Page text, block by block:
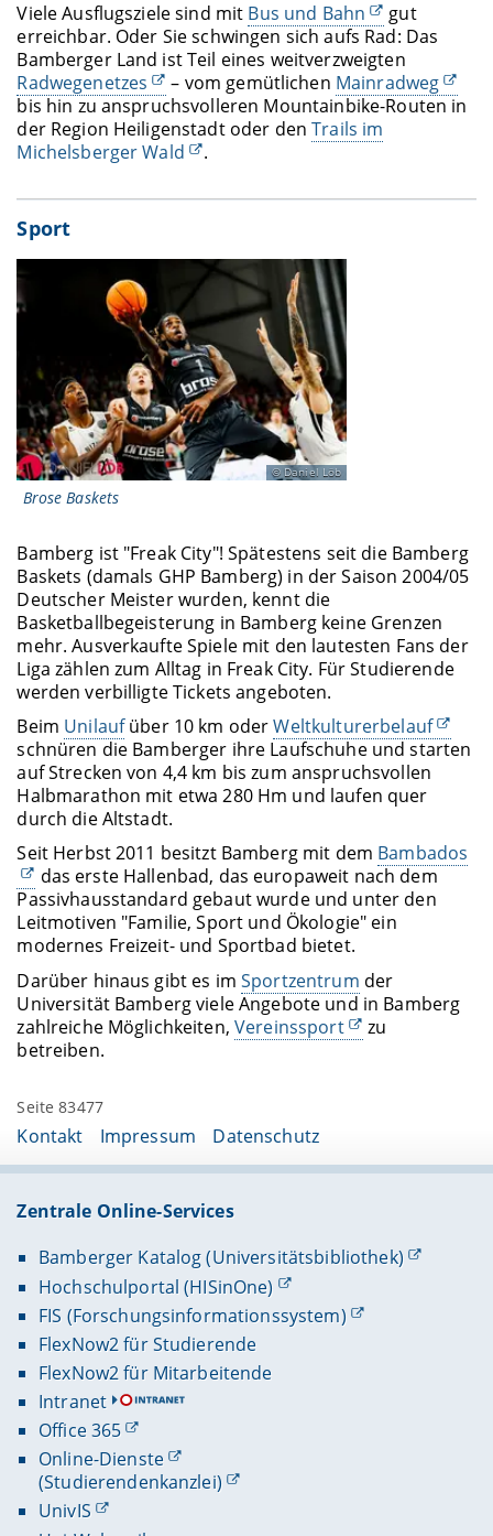
Viele Ausflugsziele sind mit Bus und Bahn
gut
erreichbar. Oder Sie schwingen sich aufs Rad: Das
Bamberger Land ist Teil eines weitverzweigten
Radwegenetzes
– vom gemütlichen Mainradweg
bis hin zu anspruchsvolleren Mountainbike-Routen in
der Region Heiligenstadt oder denTrails im
Michelsberger Wald
.
Sport
Daniel Löb
Brose Baskets
Bamberg ist "Freak City"! Spätestens seit die Bamberg
Baskets (damals GHP Bamberg) in der Saison 2004/05
Deutscher Meister wurden, kennt die
Basketballbegeisterung in Bamberg keine Grenzen
mehr. Ausverkaufte Spiele mit den lautesten Fans der
Liga zählen zum Alltag in Freak City. Für Studierende
werden verbilligte Tickets angeboten.
Beim Unilaufüber 10 km oderWeltkulturerbelauf
schnüren die Bamberger ihre Laufschuhe und starten
auf Strecken von 4,4 km bis zum anspruchsvollen
Halbmarathon mit etwa 280 Hm und laufen quer
durch die Altstadt.
Seit Herbst 2011 besitzt Bamberg mit dem Bambados
das erste Hallenbad, das europaweit nach dem
Passivhausstandard gebaut wurde und unter den
Leitmotiven "Familie, Sport und Ökologie" ein
modernes Freizeit- und Sportbad bietet.
Darüber hinaus gibt es imSportzentrum der
Universität Bamberg viele Angebote und in Bamberg
zahlreiche Möglichkeiten,Vereinssport
zu
betreiben.
Seite 83477
Kontakt Impressum Datenschutz
Zentrale Online-Services
Bamberger Katalog (Universitätsbibliothek)
Hochschulportal (HISinOne)
FIS (Forschungsinformationssystem)
FlexNow2 für Studierende
FlexNow2 für Mitarbeitende
Intranet
Office 365
Online-Dienste
(Studierendenkanzlei)
UnivIS